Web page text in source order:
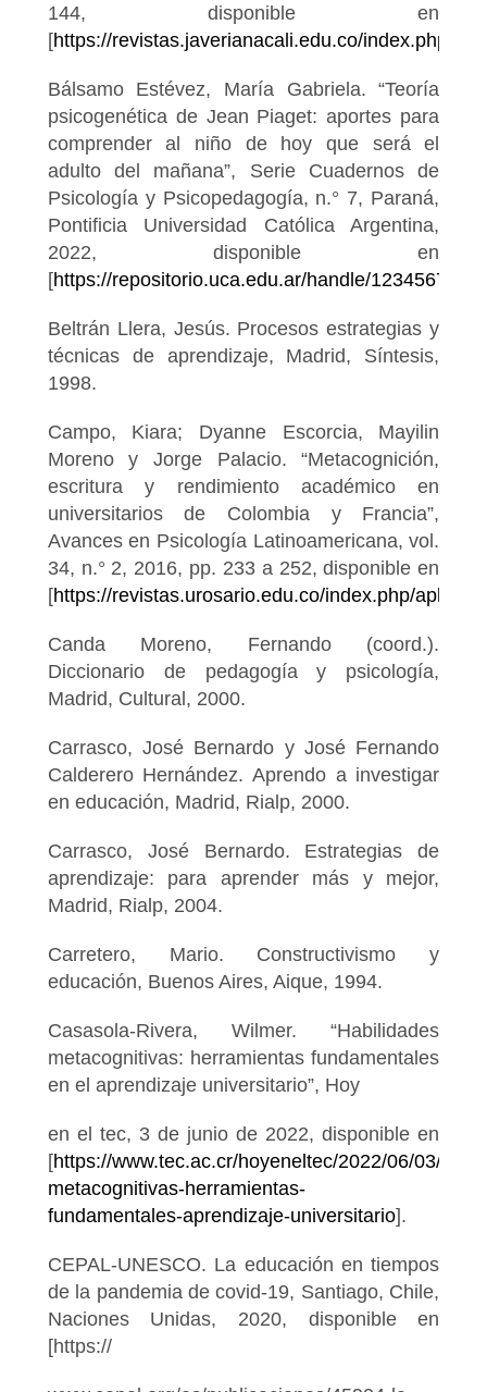
144, disponible en
[https://revistas.javerianacali.edu.co/index.php/
Bálsamo Estévez, María Gabriela. “Teoría
psicogenética de Jean Piaget: aportes para
comprender al niño de hoy que será el
adulto del mañana”, Serie Cuadernos de
Psicología y Psicopedagogía, n.° 7, Paraná,
Pontificia Universidad Católica Argentina,
2022, disponible en
[https://repositorio.uca.edu.ar/handle/123456789/
Beltrán Llera, Jesús. Procesos estrategias y
técnicas de aprendizaje, Madrid, Síntesis,
1998.
Campo, Kiara; Dyanne Escorcia, Mayilin
Moreno y Jorge Palacio. “Metacognición,
escritura y rendimiento académico en
universitarios de Colombia y Francia”,
Avances en Psicología Latinoamericana, vol.
34, n.° 2, 2016, pp. 233 a 252, disponible en
[https://revistas.urosario.edu.co/index.php/apl/
Canda Moreno, Fernando (coord.).
Diccionario de pedagogía y psicología,
Madrid, Cultural, 2000.
Carrasco, José Bernardo y José Fernando
Calderero Hernández. Aprendo a investigar
en educación, Madrid, Rialp, 2000.
Carrasco, José Bernardo. Estrategias de
aprendizaje: para aprender más y mejor,
Madrid, Rialp, 2004.
Carretero, Mario. Constructivismo y
educación, Buenos Aires, Aique, 1994.
Casasola-Rivera, Wilmer. “Habilidades
metacognitivas: herramientas fundamentales
en el aprendizaje universitario”, Hoy
en el tec, 3 de junio de 2022, disponible en
[https://www.tec.ac.cr/hoyeneltec/2022/06/03/
metacognitivas-herramientas-
fundamentales-aprendizaje-universitario].
CEPAL-UNESCO. La educación en tiempos
de la pandemia de covid-19, Santiago, Chile,
Naciones Unidas, 2020, disponible en
[https://